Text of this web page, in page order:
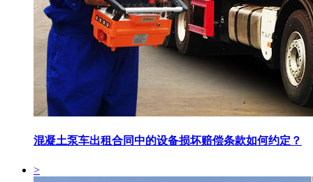
混凝土泵车出租合同中的设备损坏赔偿条款如何约定？
>